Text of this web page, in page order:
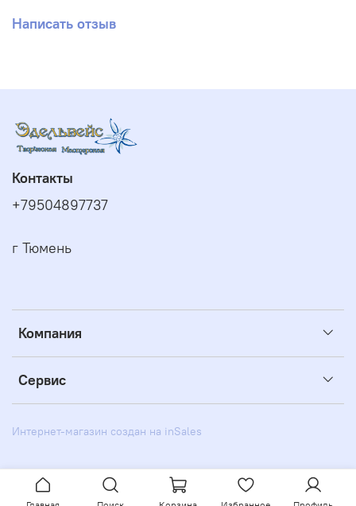
Написать отзыв
Компания
Сервис
Контакты
+79504897737
г Тюмень
Интернет-магазин создан на inSales